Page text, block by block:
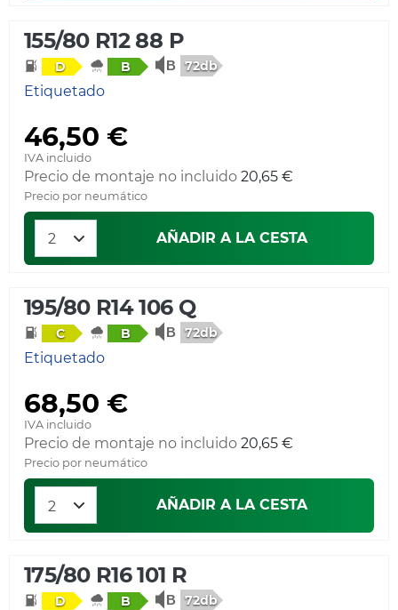
155/80 R12 88 P
D B 72db
Etiquetado
46,50 €
IVA incluido
Precio de montaje no incluido 20,65 €
Precio por neumático
AÑADIR A LA CESTA
195/80 R14 106 Q
C B 72db
Etiquetado
68,50 €
IVA incluido
Precio de montaje no incluido 20,65 €
Precio por neumático
AÑADIR A LA CESTA
175/80 R16 101 R
D B 72db